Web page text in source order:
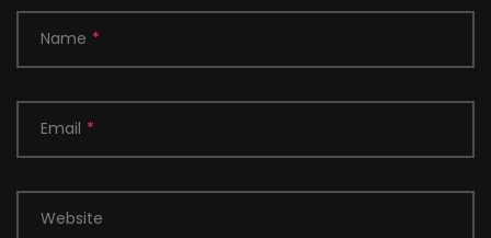
Name *
Email *
Website